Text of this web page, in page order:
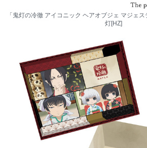
「鬼灯の冷徹 アイコニック ヘアオブジェ マジェ
灯[HZ]